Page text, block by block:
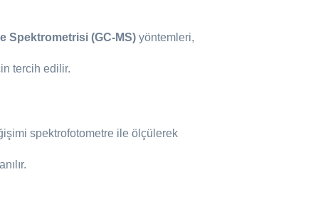
Spektrometrisi (GC-MS) yöntemleri,
tercih edilir.
spektrofotometre ile ölçülerek